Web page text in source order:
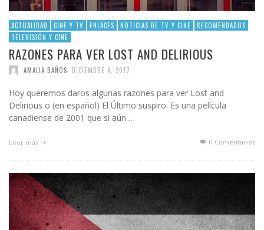
ACTUALIDAD CINE Y TV ENLACES NOTICIAS DE TV Y CINE
RECOMENDADOS
TELEVISIÓN Y CINE
RAZONES PARA VER LOST AND DELIRIOUS
AMALIA BAÑOS, DICIEMBRE 4, 2017
Hoy queremos daros algunas razones para ver Lost and
Delirious o (en español) El Último suspiro. Es una película
canadiense de 2001 que si aún …
Leer más 0 Comentarios